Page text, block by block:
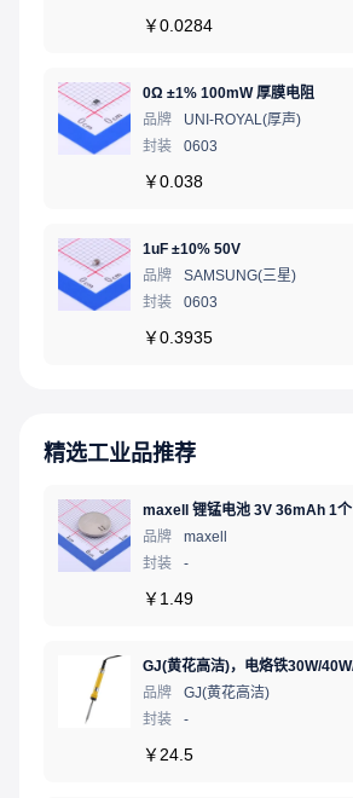
￥0.0284
0Ω ±1% 100mW 厚膜电阻
品牌
UNI-ROYAL(厚声)
封装
0603
￥0.038
1uF ±10% 50V
品牌
SAMSUNG(三星)
封装
0603
￥0.3935
精选工业品推荐
maxell 锂锰电池 3V 36mAh 1个
品牌
maxell
封装
-
￥ 1.49
品牌
GJ(黄花高洁)
封装
-
￥ 24.5